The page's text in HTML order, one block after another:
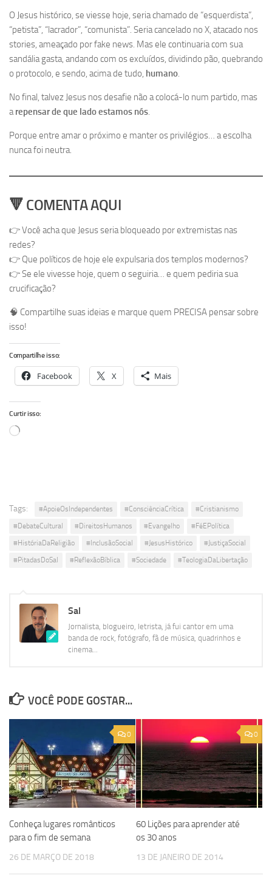
O Jesus histórico, se viesse hoje, seria chamado de “esquerdista”,
“petista”, “lacrador”, “comunista”. Seria cancelado no X, atacado nos
stories, ameaçado por fake news. Mas ele continuaria com sua
sandália gasta, andando com os excluídos, dividindo pão, quebrando
o protocolo, e sendo, acima de tudo, humano.
No final, talvez Jesus nos desafie não a colocá-lo num partido, mas
arepensar de que lado estamos nós.
Porque entre amar o próximo e manter os privilégios… a escolha
nunca foi neutra.
🔻 COMENTA AQUI
👉 Você acha que Jesus seria bloqueado por extremistas nas
redes?
👉 Que políticos de hoje ele expulsaria dos templos modernos?
👉 Se ele vivesse hoje, quem o seguiria… e quem pediria sua
crucificação?
🧠 Compartilhe suas ideias e marque quem PRECISA pensar sobre
isso!
Compartilhe isso:
Facebook X Mais
Curtir isso:
Carregando...
Tags: #ApoieOsIndependentes #ConsciênciaCrítica
#Cristianismo
#DebateCultural
#DireitosHumanos #Evangelho
#FéEPolítica
#HistóriaDaReligião
#InclusãoSocial #JesusHistórico
#JustiçaSocial
#PitadasDoSal
#ReflexãoBíblica #Sociedade #TeologiaDaLibertação
Sal
Jornalista, blogueiro, letrista, já fui cantor em uma
banda de rock, fotógrafo, fã de música, quadrinhos e
cinema...
VOCÊ PODE GOSTAR...
0
Conheça lugares românticos
para o fim de semana
26 DE MARÇO DE 2018
0
60 Lições para aprender até
os 30 anos
13 DE JANEIRO DE 2014